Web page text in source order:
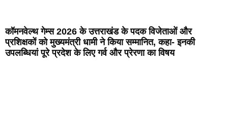
कॉमनवेल्थ गेम्स 2026 के उत्तराखंड के पदक विजेताओं और
प्रशिक्षकों को मुख्यमंत्री धामी ने किया सम्मानित, कहा- इनकी
उपलब्धियां पूरे प्रदेश के लिए गर्व और प्रेरणा का विषय